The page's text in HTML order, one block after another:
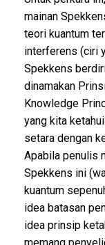
mainan
teori kuantum
interferens (ciri
Spekkens
dinamakan
Knowledge
yang kita
setara dengan
Apabila penulis
Spekkens ini
kuantum
idea batasan
idea prinsip